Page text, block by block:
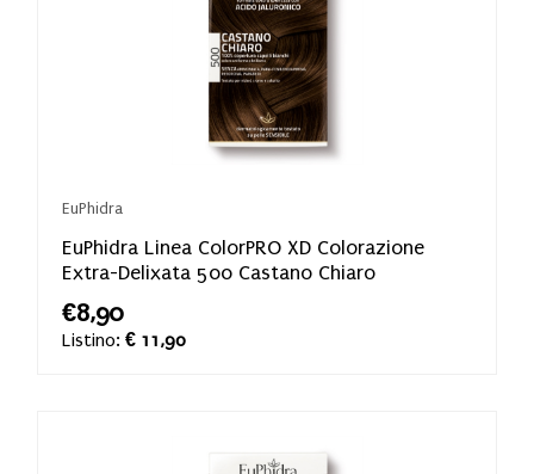
EuPhidra
EuPhidra Linea ColorPRO XD Colorazione
Extra-Delixata 500 Castano Chiaro
€8,90
Listino: € 11,90